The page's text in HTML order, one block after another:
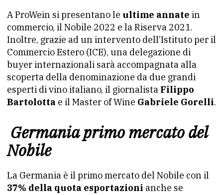
A ProWein si presentano le ultime annate in
commercio, il Nobile 2022 e la Riserva 2021.
Inoltre, grazie ad un intervento dell’Istituto per il
Commercio Estero (ICE), una delegazione di
buyer internazionali sarà accompagnata alla
scoperta della denominazione da due grandi
esperti di vino italiano, il giornalista Filippo
Bartolotta e il Master of Wine Gabriele Gorelli.
Germania primo mercato del
Nobile
La Germania è il primo mercato del Nobile con il
37% della quota esportazioni anche se